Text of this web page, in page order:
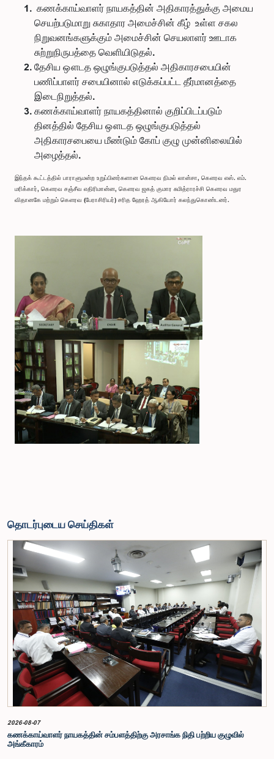
கணக்காய்வாளர் நாயகத்தின் அதிகாரத்துக்கு அமைய
செயற்படுமாறு சுகாதார அமைச்சின் கீழ் உள்ள சகல
நிறுவனங்களுக்கும் அமைச்சின் செயலாளர் ஊடாக
சுற்றுநிருபத்தை வெளியிடுதல்.
தேசிய ஔடத ஒழுங்குபடுத்தல் அதிகாரசபையின்
பணிப்பாளர் சபையினால் எடுக்கப்பட்ட தீர்மானத்தை
இடைநிறுத்தல்.
கணக்காய்வாளர் நாயகத்தினால் குறிப்பிடப்படும்
தினத்தில் தேசிய ஔடத ஒழுங்குபடுத்தல்
அதிகாரசபையை மீண்டும் கோப் குழு முன்னிலையில்
அழைத்தல்.
இந்தக் கூட்டத்தில் பாராளுமன்ற உறுப்பினர்களான கௌரவ நிமல் லான்சா, கௌரவ எஸ். எம்.
மரிக்கார், கௌரவ சஞ்சீவ எதிரிமான்ன, கௌரவ ஜகத் குமார சுமித்ராரச்சி கௌரவ மதுர
விதானகே மற்றும் கௌரவ (பேராசிரியர்) சரித ஹேரத் ஆகியோர் கலந்துகொண்டனர்.
தொடர்புடைய செய்திகள்
2026-08-07
கணக்காய்வாளர் நாயகத்தின் சம்பளத்திற்கு அரசாங்க நிதி பற்றிய குழுவில்
அங்கீகாரம்